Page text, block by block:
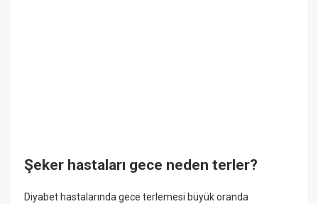
Şeker hastaları gece neden terler?
Diyabet hastalarında gece terlemesi büyük oranda